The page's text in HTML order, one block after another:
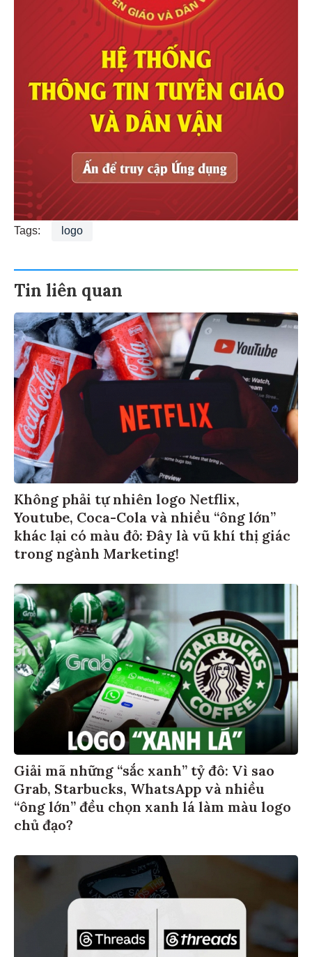
Tags: logo
Tin liên quan
Không phải tự nhiên logo Netflix,
Youtube, Coca-Cola và nhiều “ông lớn”
khác lại có màu đỏ: Đây là vũ khí thị giác
trong ngành Marketing!
Giải mã những “sắc xanh” tỷ đô: Vì sao
Grab, Starbucks, WhatsApp và nhiều
“ông lớn” đều chọn xanh lá làm màu logo
chủ đạo?